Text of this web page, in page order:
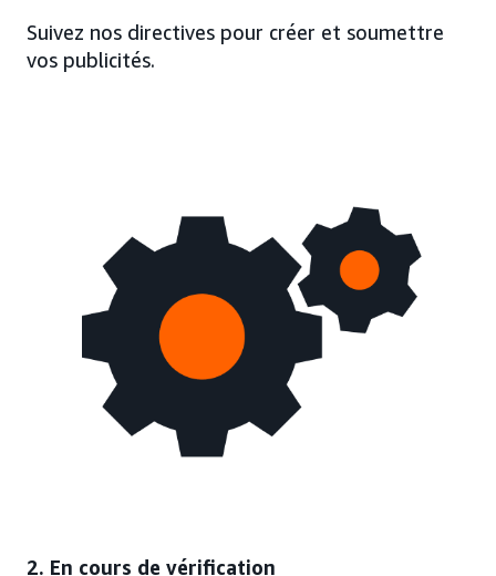
Suivez nos directives pour créer et soumettre
vos publicités.
2. En cours de vérification